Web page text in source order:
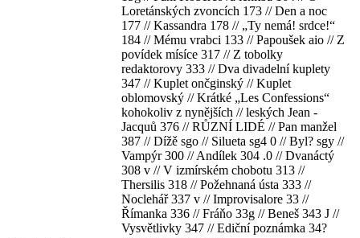
Loretánských zvoncích 173 // Den a noc
177 // Kassandra 178 // „Ty nemá! srdce!“
184 // Mému vrabci 133 // Papoušek aio // Z
povídek mísíce 317 // Z tobolky
redaktorovy 333 // Dva divadelní kuplety
347 // Kuplet ončginský // Kuplet
oblomovský // Krátké „Les Confessions“
kohokoliv z nynějších // leských Jean -
Jacquů 376 // RŮZNÍ LIDÉ // Pan manžel
387 // Dížě sgo // Silueta sg4 0 // Byl? sgy //
Vampýr 300 // Andílek 304 .0 // Dvanáctý
308 v // V izmírském chobotu 313 //
Thersilis 318 // Požehnaná ústa 333 //
Noclehář 337 v // Improvisalore 33 //
Římanka 336 // Fráňo 33g // Beneš 343 J //
Vysvětlivky 347 // Ediční poznámka 34?